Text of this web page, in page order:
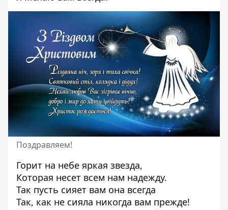
Поздравляем!
Горит на небе яркая звезда,
Которая несет всем нам надежду.
Так пусть сияет вам она всегда
Так, как не сияла никогда вам прежде!